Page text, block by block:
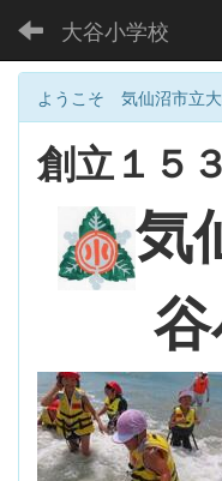
大谷小学校
ようこそ 気仙沼市立
創立１５
気